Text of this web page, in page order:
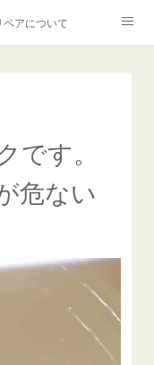
ペアについて
磨・磨き
クアペル』
由について
です。
危ない